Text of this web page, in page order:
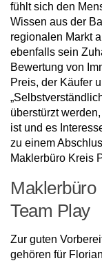
fühlt sich den
Wissen aus der
regionalen Markt
ebenfalls sein
Bewertung von
Preis, der Käufer
überstürzt
ist und es
zu einem
Maklerbüro Kreis
Maklerbüro
Team Play
Zur guten
gehören für